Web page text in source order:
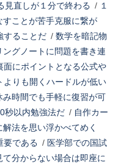
見直しが１分で終わる / １
ことが苦手克服に繋が
することだ / 数学を暗記物
グノートに問題を書き連
面にポイントとなる公式や
よりも開くハードルが低い
時間でも手軽に復習が可
秒以内勉強法だ / 自作カー
法を思い浮かべてめく
要である / 医学部での国試
分からない場合は即座に